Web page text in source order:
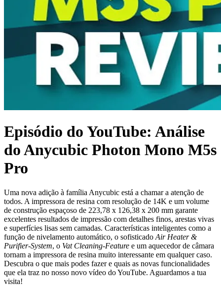
Episódio do YouTube: Análise
do Anycubic Photon Mono M5s
Pro
Uma nova adição à família Anycubic está a chamar a atenção de
todos. A impressora de resina com resolução de 14K e um volume
de construção espaçoso de 223,78 x 126,38 x 200 mm garante
excelentes resultados de impressão com detalhes finos, arestas vivas
e superfícies lisas sem camadas. Características inteligentes como a
função de nivelamento automático, o sofisticado Air Heater &
Purifier-System, o Vat Cleaning-Feature e um aquecedor de câmara
tornam a impressora de resina muito interessante em qualquer caso.
Descubra o que mais podes fazer e quais as novas funcionalidades
que ela traz no nosso novo vídeo do YouTube. Aguardamos a tua
visita!